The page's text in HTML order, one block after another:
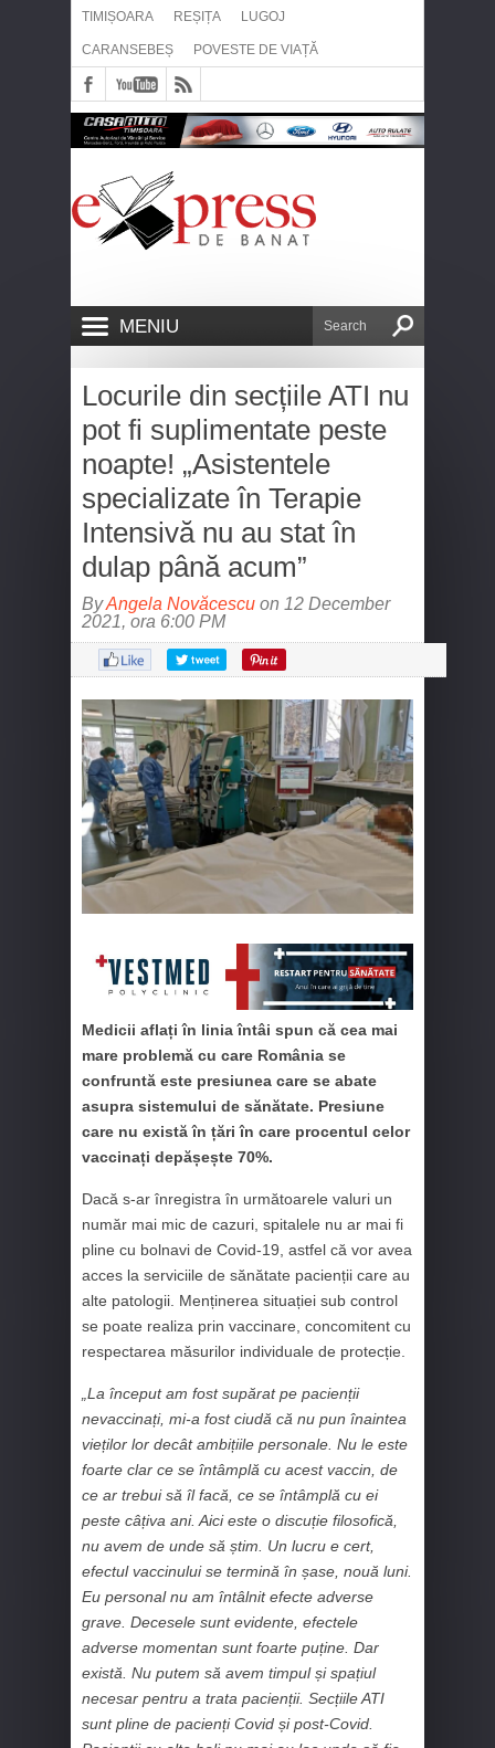
TIMIȘOARA REȘIȚA LUGOJ
CARANSEBEȘ POVESTE DE VIAȚĂ
MENIU
Locurile din secțiile ATI nu
pot fi suplimentate peste
noapte! „Asistentele
specializate în Terapie
Intensivă nu au stat în
dulap până acum”
ByAngela Novăcescu on 12 December
2021, ora 6:00 PM
Medicii aflați în linia întâi spun că cea mai
mare problemă cu care România se
confruntă este presiunea care se abate
asupra sistemului de sănătate. Presiune
care nu există în țări în care procentul celor
vaccinați depășește 70%.
Dacă s-ar înregistra în următoarele valuri un
număr mai mic de cazuri, spitalele nu ar mai fi
pline cu bolnavi de Covid-19, astfel că vor avea
acces la serviciile de sănătate pacienții care au
alte patologii. Menținerea situației sub control
se poate realiza prin vaccinare, concomitent cu
respectarea măsurilor individuale de protecție.
„La început am fost supărat pe pacienții
nevaccinați, mi-a fost ciudă că nu pun înaintea
vieților lor decât ambițiile personale. Nu le este
foarte clar ce se întâmplă cu acest vaccin, de
ce ar trebui să îl facă, ce se întâmplă cu ei
peste câțiva ani. Aici este o discuție filosofică,
nu avem de unde să știm. Un lucru e cert,
efectul vaccinului se termină în șase, nouă luni.
Eu personal nu am întâlnit efecte adverse
grave. Decesele sunt evidente, efectele
adverse momentan sunt foarte puține. Dar
există. Nu putem să avem timpul și spațiul
necesar pentru a trata pacienții. Secțiile ATI
sunt pline de pacienți Covid și post-Covid.